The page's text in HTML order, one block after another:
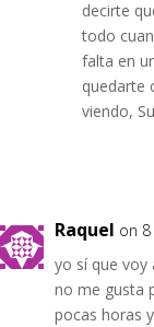
decirte
todo
falta en
quedarte
viendo,
Raquel on
yo sí que
no me gusta
pocas horas